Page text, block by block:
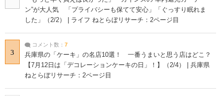
ン”が大人気 「プライバシーも保てて安心」「ぐっすり眠れま
した」（2/2） | ライフ ねとらぼリサーチ：2ページ目
3
コメント数： 7
兵庫県の「ケーキ」の名店10選！ 一番うまいと思う店はどこ？
【7月12日は「デコレーションケーキの日」！】（2/4） | 兵庫県
ねとらぼリサーチ：2ページ目